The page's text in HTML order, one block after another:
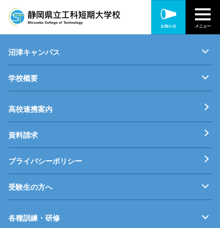
お知らせ メニュー
静岡キャンパス
キャンパス紹介
機械・制御技術科
電気技術科
建築設備科
沼津キャンパス
キャンパス紹介
機械・生産技術科
電子情報技術科
情報技術科
学校概要
基本理念
校長挨拶
すうじでみる静岡県立工科短期大学校
工科短大評価委員会
高校連携案内
資料請求
プライバシーポリシー
受験生の方へ
募集要項
オープンキャンパス
受験料等
高校連携案内
各種訓練・研修